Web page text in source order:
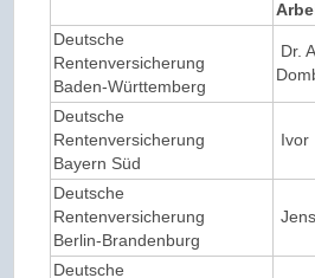
Deutsche
Rentenversicherung
Baden-Württemberg
Dr.
Deutsche
Rentenversicherung
Bayern Süd
Ivor
Deutsche
Rentenversicherung
Berlin-Brandenburg
Deutsche